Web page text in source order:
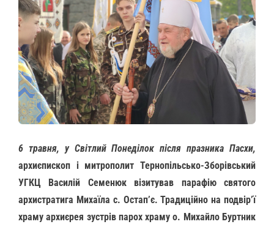
6 травня, у Світлий Понеділок після празника Пасхи,
архиєпископ і митрополит Тернопільсько-Зборівський
УГКЦ Василій Семенюк візитував парафію святого
архистратига Михаїла с. Остапʼє. Традиційно на подвір’ї
храму архиєрея зустрів парох храму о. Михайло Буртник